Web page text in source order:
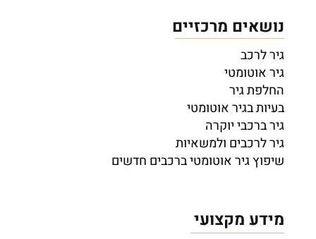
נושאים מרכזיים
גיר לרכב
גיר אוטומטי
החלפת גיר
בעיות בגיר אוטומטי
גיר ברכבי יוקרה
גיר לרכבים ולמשאיות
שיפוץ גיר אוטומטי ברכבים חדשים
מידע מקצועי